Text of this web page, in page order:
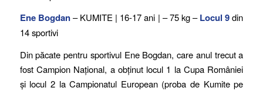
Ene Bogdan– KUMITE | 16-17 ani | – 75 kg –Locul 9din
14 sportivi
Din păcate pentru sportivul Ene Bogdan, care anul trecut a
fost Campion Național, a obținut locul 1 la Cupa României
și locul 2 la Campionatul European (proba de Kumite pe